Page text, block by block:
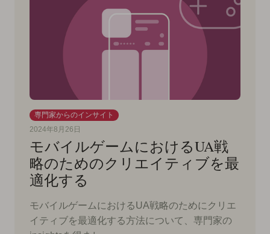
専門家からのインサイト
2024年8月26日
モバイルゲームにおけるUA戦
略のためのクリエイティブを最
適化する
モバイルゲームにおけるUA戦略のためにクリエ
イティブを最適化する方法について、専門家の